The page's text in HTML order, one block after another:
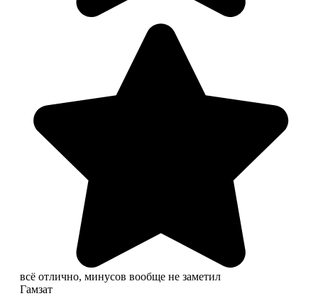
всё отлично, минусов вообще не заметил
Гамзат